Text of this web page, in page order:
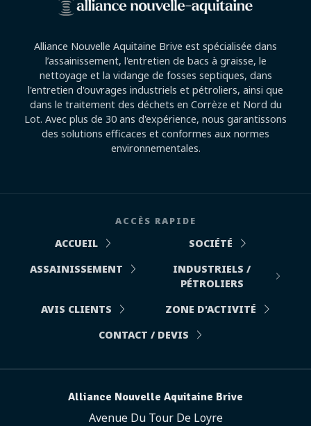
Alliance Nouvelle Aquitaine Brive est spécialisée dans
l’assainissement, l'entretien de bacs à graisse, le
nettoyage et la vidange de fosses septiques, dans
l'entretien d'ouvrages industriels et pétroliers, ainsi que
dans le traitement des déchets en Corrèze et Nord du
Lot. Avec plus de 30 ans d'expérience, nous garantissons
des solutions efficaces et conformes aux normes
environnementales.
ACCÈS RAPIDE
ACCUEIL
SOCIÉTÉ
ASSAINISSEMENT
INDUSTRIELS /
PÉTROLIERS
AVIS CLIENTS
ZONE D'ACTIVITÉ
CONTACT / DEVIS
Alliance Nouvelle Aquitaine Brive
Avenue Du Tour De Loyre